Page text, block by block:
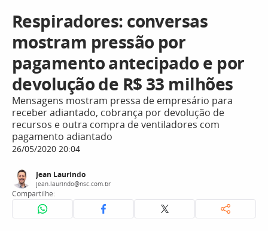
Respiradores: conversas
mostram pressão por
pagamento antecipado e por
devolução de R$ 33 milhões
Mensagens mostram pressa de empresário para
receber adiantado, cobrança por devolução de
recursos e outra compra de ventiladores com
pagamento adiantado
26/05/2020 20:04
Jean Laurindo
jean.laurindo@nsc.com.br
Compartilhe: